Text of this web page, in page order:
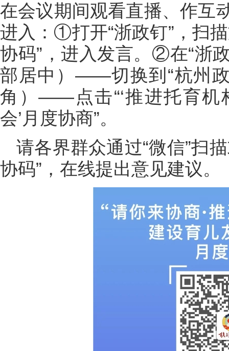
在会议期间观看直播、作互
进入：①打开“浙政钉”，扫
协码”，进入发言。②在“浙
部居中）——切换到“杭州
角）——点击“‘推进托育机
会’月度协商”。
请各界群众通过“微信”扫
协码”，在线提出意见建议。